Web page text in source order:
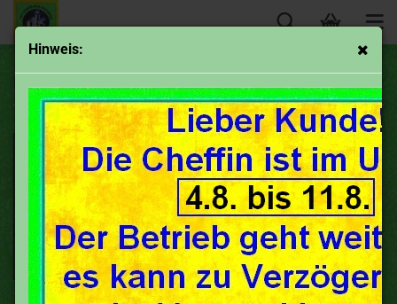
Hinweis:
ILO- 175 bis 200 ccm